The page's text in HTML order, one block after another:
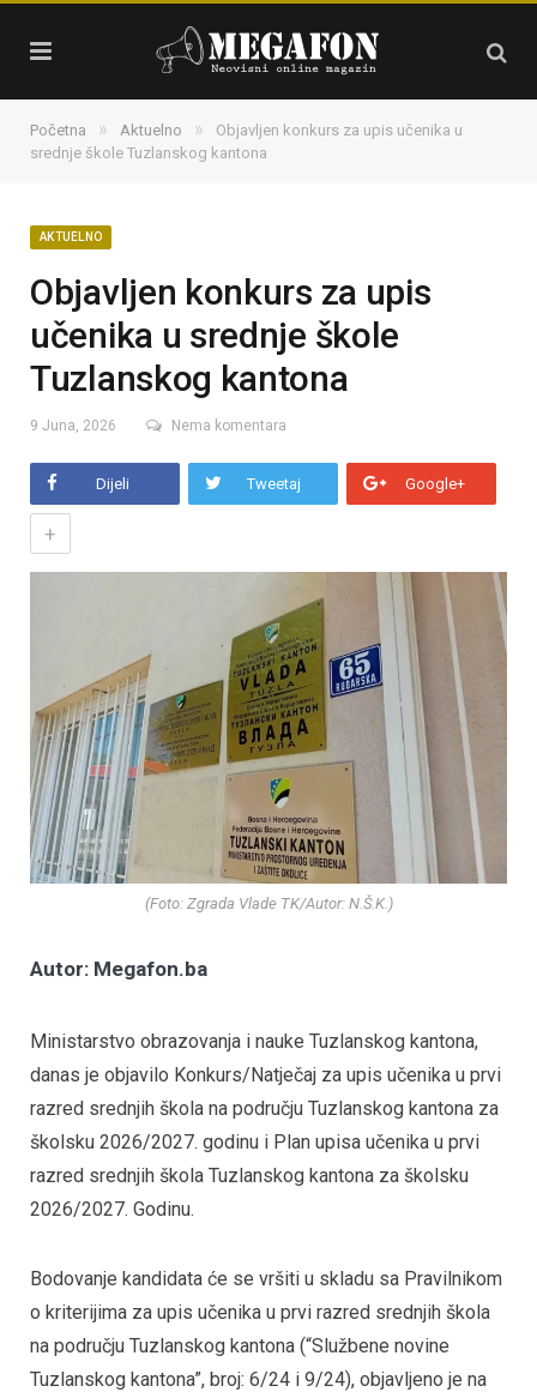
Početna » Aktuelno »
Objavljen konkurs za upis učenika u
srednje škole Tuzlanskog kantona
AKTUELNO
Objavljen konkurs za upis
učenika u srednje škole
Tuzlanskog kantona
9 Juna, 2026 Nema komentara
Dijeli Tweetaj Google+
+
(Foto: Zgrada Vlade TK/Autor: N.Š.K.)
Autor: Megafon.ba
Ministarstvo obrazovanja i nauke Tuzlanskog kantona,
danas je objavilo Konkurs/Natječaj za upis učenika u prvi
razred srednjih škola na području Tuzlanskog kantona za
školsku 2026/2027. godinu i Plan upisa učenika u prvi
razred srednjih škola Tuzlanskog kantona za školsku
2026/2027. Godinu.
Bodovanje kandidata će se vršiti u skladu sa Pravilnikom
o kriterijima za upis učenika u prvi razred srednjih škola
na području Tuzlanskog kantona (“Službene novine
Tuzlanskog kantona”, broj: 6/24 i 9/24), objavljeno je na